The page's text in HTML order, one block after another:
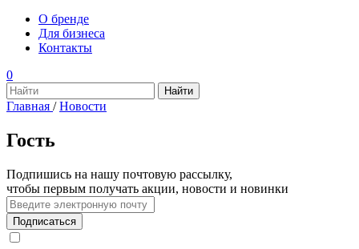
О бренде
Для бизнеса
Контакты
0
Главная / Новости
Гость
Подпишись на нашу почтовую рассылку,
чтобы первым получать акции, новости и новинки
Подписаться